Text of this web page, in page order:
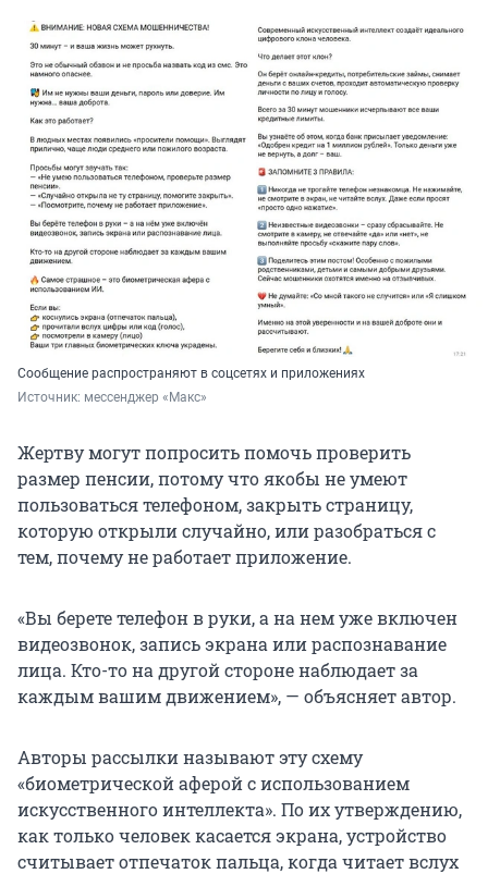
Сообщение распространяют в соцсетях и приложениях
Источник: мессенджер «Макс»
Жертву могут попросить помочь проверить
размер пенсии, потому что якобы не умеют
пользоваться телефоном, закрыть страницу,
которую открыли случайно, или разобраться с
тем, почему не работает приложение.
«Вы берете телефон в руки, а на нем уже включен
видеозвонок, запись экрана или распознавание
лица. Кто-то на другой стороне наблюдает за
каждым вашим движением», — объясняет автор.
Авторы рассылки называют эту схему
«биометрической аферой с использованием
искусственного интеллекта». По их утверждению,
как только человек касается экрана, устройство
считывает отпечаток пальца, когда читает вслух